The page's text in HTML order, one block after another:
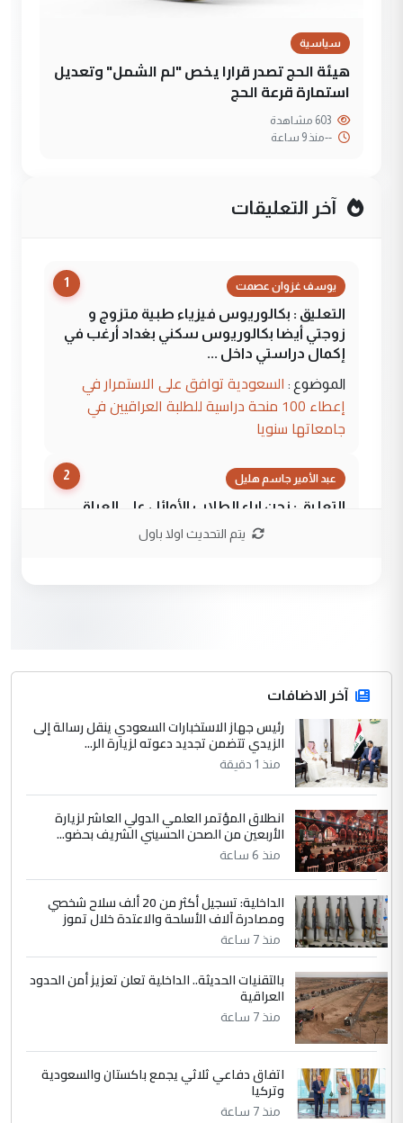
سياسية
هيئة الحج تصدر قرارا يخص "لم الشمل" وتعديل
استمارة قرعة الحج
--منذ 9 ساعة
آخر التعليقات
1 يوسف غزوان عصمت
التعليق : بكالوريوس فيزياء طبية متزوج و
زوجتي أيضا بكالوريوس سكني بغداد أرغب في
إكمال دراستي داخل ...
الموضوع : السعودية توافق على الاستمرار في
إعطاء 100 منحة دراسية للطلبة العراقيين في
جامعاتها سنويا
2 عبد الأمير جاسم هليل
التعليق : نحن اباء الطلاب الأوائل على العراق
نتشرف بلقاء السيد احمد الصافي في العتبات
التعليق : قرار مستعجل جدا ولامصلحة فيه
للوزاره ولا للمواطن القرار الصائب يكون بعد
الاستماع للمدير ومغرفة ...
الموضوع :
وزير الصحة يعفي مدير مستشفى الكرخ
العام في بغداد
4 سردار
التعليق : واحد من عصابة علي ماما يسقط
جنسية الرافد الثالث للعراق ومن اصول عريقة
الموضوع :
الجواهري يرد على صدام حسين سل
مضجعيك يابن الزنا (نص كامل)
5 سردار
التعليق : واحد من عصابة علي ماما يسقط
جنسية الرافد الثالث للعراق ومن اصول عريقة
ابا فرات ...
الموضوع :
الجواهري يرد على صدام حسين سل
مضجعيك يابن الزنا (نص كامل)
يتم التحديث اولا باول
آخر الاضافات
رئيس جهاز الاستخبارات السعودي ينقل رسالة إلى
الزيدي تتضمن تجديد دعوته لزيارة الر...
منذ 1 دقيقة
انطلاق المؤتمر العلمي الدولي العاشر لزيارة
الأربعين من الصحن الحسيني الشريف بحضو...
منذ 6 ساعة
الداخلية: تسجيل أكثر من 20 ألف سلاح شخصي
ومصادرة آلاف الأسلحة والاعتدة خلال تموز
منذ 7 ساعة
بالتقنيات الحديثة.. الداخلية تعلن تعزيز أمن الحدود
العراقية
منذ 7 ساعة
اتفاق دفاعي ثلاثي يجمع باكستان والسعودية
وتركيا
منذ 7 ساعة